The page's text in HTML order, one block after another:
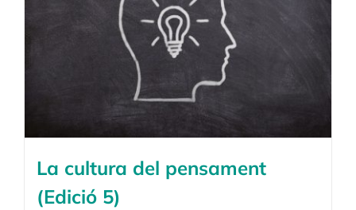
La cultura del pensament
(Edició 5)